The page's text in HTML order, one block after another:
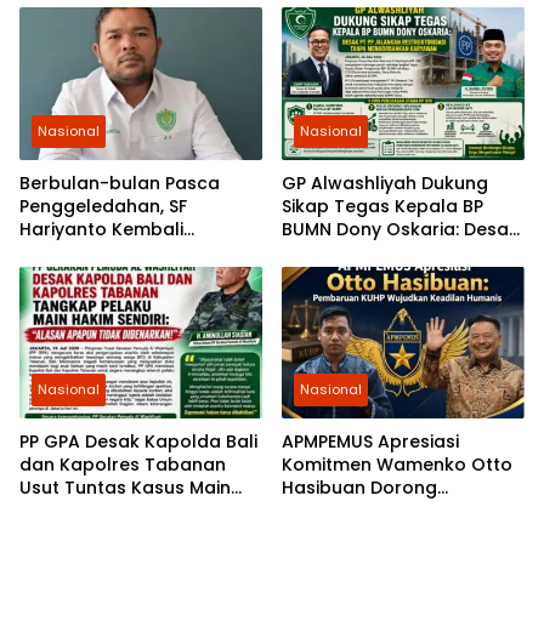
Febrie Ardiansyah
Musim Mas
Nasional
Berbulan-bulan Pasca
Penggeledahan, SF
Hariyanto Kembali
Tagih Kepastian dari KPK
Nasional
GP Alwashliyah Dukung
Sikap Tegas Kepala BP
BUMN Dony Oskaria: Desak
Restrukturisasi Tanpa
Mengorbankan Karyawan
Nasional
PP GPA Desak Kapolda Bali
dan Kapolres Tabanan
Usut Tuntas Kasus Main
Nasional
APMPEMUS Apresiasi
Komitmen Wamenko Otto
Hasibuan Dorong